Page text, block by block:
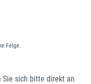
Felge.
Sie sich bitte direkt an